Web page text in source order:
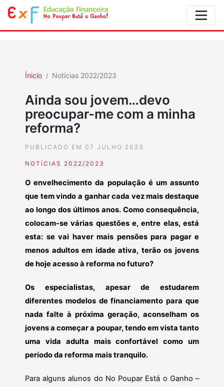
Ínicio Notícias 2022/2023
Ainda sou jovem…devo
preocupar-me com a minha
reforma?
PUBLICADO EM 07 JULHO 2023
NOTÍCIAS 2022/2023
O envelhecimento da população é um assunto
que tem vindo a ganhar cada vez mais destaque
ao longo dos últimos anos. Como consequência,
colocam-se várias questões e, entre elas, está
esta: se vai haver mais pensões para pagar e
menos adultos em idade ativa, terão os jovens
de hoje acesso à reforma no futuro?
Os especialistas, apesar de estudarem
diferentes modelos de financiamento para que
nada falte à próxima geração, aconselham os
jovens a começar a poupar, tendo em vista tanto
uma vida adulta mais confortável como um
período da reforma mais tranquilo.
Para alguns alunos do No Poupar Está o Ganho –